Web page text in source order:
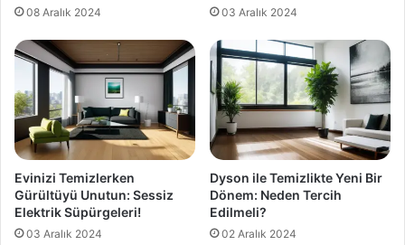
08 Aralık 2024 03 Aralık 2024
Evinizi Temizlerken
Gürültüyü Unutun: Sessiz
Elektrik Süpürgeleri!
03 Aralık 2024
Dyson ile Temizlikte Yeni Bir
Dönem: Neden Tercih
Edilmeli?
02 Aralık 2024